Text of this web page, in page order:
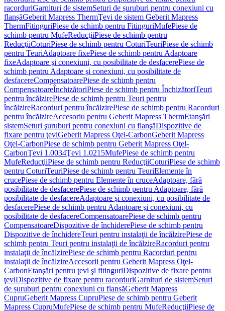
racorduriGarnituri de sistemSeturi de șuruburi pentru conexiuni cu
flanșăGeberit Mapress ThermŢevi de sistem Geberit Mapress
ThermFitinguriPiese de schimb pentru FitinguriMufePiese de
schimb pentru MufeReducţiiPiese de schimb pentru
ReducţiiCoturiPiese de schimb pentru CoturiTeuriPiese de schimb
pentru TeuriAdaptoare fixePiese de schimb pentru Adaptoare
fixeAdaptoare şi conexiuni, cu posibilitate de desfacerePiese de
schimb pentru Adaptoare şi conexiuni, cu posibilitate de
desfacereCompensatoarePiese de schimb pentru
CompensatoareÎnchizătoriPiese de schimb pentru ÎnchizătoriTeuri
pentru încălzirePiese de schimb pentru Teuri pentru
încălzireRacorduri pentru încălzirePiese de schimb pentru Racorduri
pentru încălzireAccesoriu pentru Geberit Mapress ThermEtanşări
sistemSeturi şuruburi pentru conexiuni cu flanşăDispozitive de
fixare pentru ţeviGeberit Mapress Oţel-CarbonGeberit Mapress
Oţel-CarbonPiese de schimb pentru Geberit Mapress Oţel-
CarbonŢevi 1.0034Ţevi 1.0215MufePiese de schimb pentru
MufeReducţiiPiese de schimb pentru ReducţiiCoturiPiese de schimb
pentru CoturiTeuriPiese de schimb pentru TeuriElemente în
crucePiese de schimb pentru Elemente în cruceAdaptoare, fără
posibilitate de desfacerePiese de schimb pentru Adaptoare, fără
posibilitate de desfacereAdaptoare şi conexiuni, cu posibilitate de
desfacerePiese de schimb pentru Adaptoare şi conexiuni, cu
posibilitate de desfacereCompensatoarePiese de schimb pentru
CompensatoareDispozitive de închiderePiese de schimb pentru
Dispozitive de închidereTeuri pentru instalaţii de încălzirePiese de
schimb pentru Teuri pentru instalaţii de încălzireRacorduri pentru
instalaţii de încălzirePiese de schimb pentru Racorduri pentru
instalaţii de încălzireAccesorii pentru Geberit Mapress Oţel-
CarbonEtanşări pentru ţevi şi fitinguriDispozitive de fixare pentru
ţeviDispozitive de fixare pentru racorduriGarnituri de sistemSeturi
de șuruburi pentru conexiuni cu flanșăGeberit Mapress
CupruGeberit Mapress CupruPiese de schimb pentru Geberit
Mapress CupruMufePiese de schimb pentru MufeReducţiiPiese de